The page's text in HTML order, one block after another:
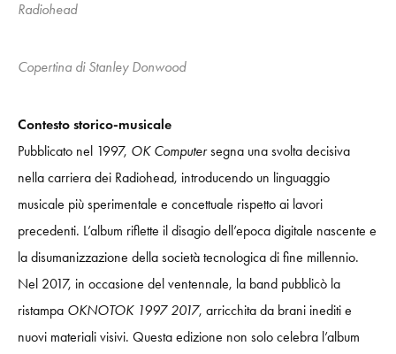
Radiohead
Copertina di Stanley Donwood
Contesto storico-musicale
Pubblicato nel 1997, OK Computersegna una svolta decisiva
nella carriera dei Radiohead, introducendo un linguaggio
musicale più sperimentale e concettuale rispetto ai lavori
precedenti. L’album riflette il disagio dell’epoca digitale nascente e
la disumanizzazione della società tecnologica di fine millennio.
Nel 2017, in occasione del ventennale, la band pubblicò la
ristampa OKNOTOK 1997 2017, arricchita da brani inediti e
nuovi materiali visivi. Questa edizione non solo celebra l’album